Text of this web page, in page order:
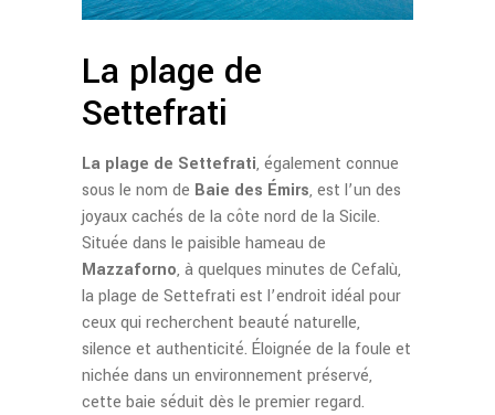
La plage de
Settefrati
La plage de Settefrati, également connue
sous le nom de Baie des Émirs, est l’un des
joyaux cachés de la côte nord de la Sicile.
Située dans le paisible hameau de
Mazzaforno, à quelques minutes de Cefalù,
la plage de Settefrati est l’endroit idéal pour
ceux qui recherchent beauté naturelle,
silence et authenticité. Éloignée de la foule et
nichée dans un environnement préservé,
cette baie séduit dès le premier regard.